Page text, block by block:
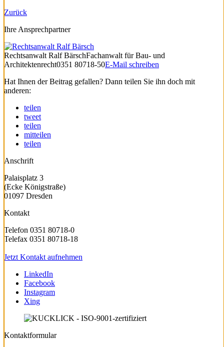
Zurück
Ihre Ansprechpartner
Rechtsanwalt Ralf BärschFachanwalt für Bau- und
Architektenrecht0351 80718-50E-Mail schreiben
Hat Ihnen der Beitrag gefallen? Dann teilen Sie ihn doch mit
anderen:
teilen
tweet
teilen
mitteilen
teilen
Anschrift
Palaisplatz 3
(Ecke Königstraße)
01097 Dresden
Kontakt
Telefon 0351 80718-0
Telefax 0351 80718-18
Jetzt Kontakt aufnehmen
LinkedIn
Facebook
Instagram
Xing
Kontaktformular